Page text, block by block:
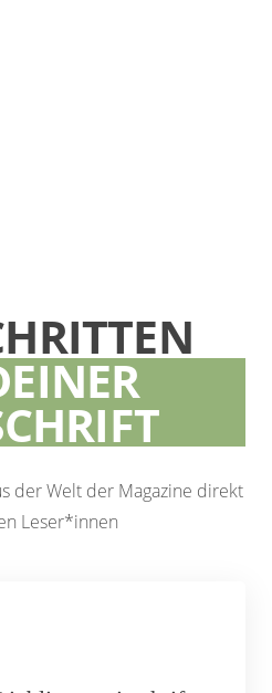
der Welt der Magazine direkt
Leser*innen